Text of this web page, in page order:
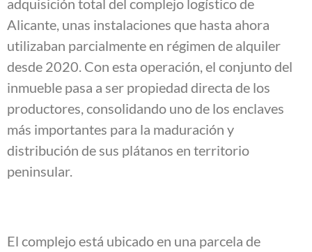
Alicante, unas instalaciones que hasta ahora
utilizaban parcialmente en régimen de alquiler
desde 2020. Con esta operación, el conjunto del
inmueble pasa a ser propiedad directa de los
productores, consolidando uno de los enclaves
más importantes para la maduración y
distribución de sus plátanos en territorio
peninsular.
El complejo está ubicado en una parcela de